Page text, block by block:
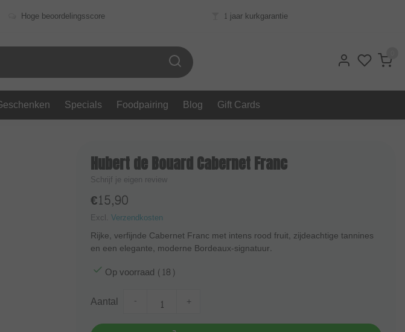
Hoge beoordelingsscore 1 jaar kurkgarantie
Specials Foodpairing Blog Gift Cards
Hubert de Bouard Cabernet Franc
Schrijf je eigen review
€15,90
Excl. Verzendkosten
Rijke, verfijnde Cabernet Franc met intens rood fruit, zijdeachtige tannines
en een elegante, moderne Bordeaux‑signatuur.
Op voorraad (18)
Aantal +